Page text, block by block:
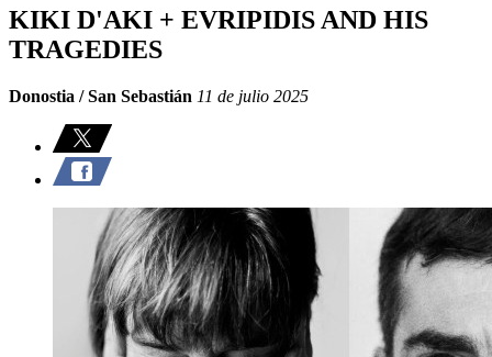
KIKI D'AKI + EVRIPIDIS AND HIS
TRAGEDIES
Donostia / San Sebastián 11 de julio 2025